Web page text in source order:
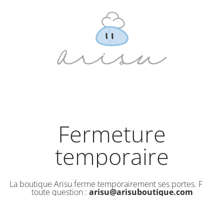
Fermeture
temporaire
La boutique Arisu ferme temporairement ses portes. Pour
toute question : arisu@arisuboutique.com